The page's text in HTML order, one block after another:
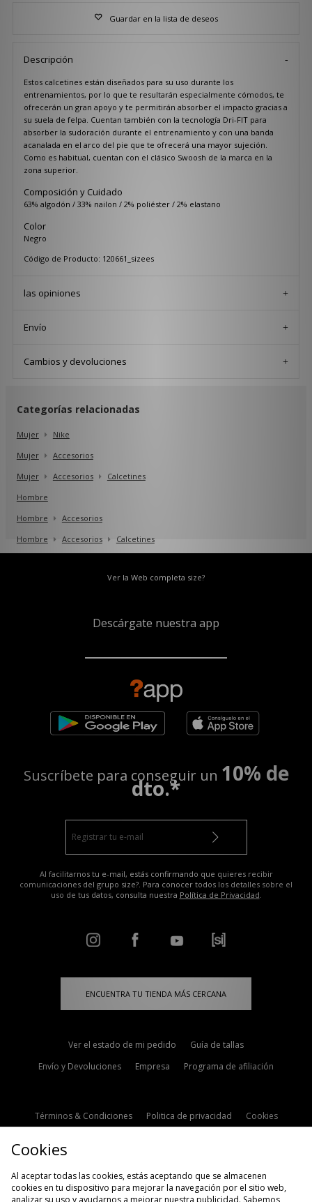
Guardar en la lista de deseos
Descripción
Estos calcetines están diseñados para su uso durante los
entrenamientos, por lo que te resultarán especialmente cómodos, te
ofrecerán un gran apoyo y te permitirán absorber el impacto gracias a
su suela de felpa. Cuentan también con la tecnología Dri-FIT para
absorber la sudoración durante el entrenamiento y con una banda
acanalada en el arco del pie que te ofrecerá una mayor sujeción.
Como es habitual, cuentan con el clásico Swoosh de la marca en la
zona superior.
Composición y Cuidado
63% algodón / 33% nailon / 2% poliéster / 2% elastano
Color
Negro
Código de Producto: 120661_sizees
las opiniones
Envío
Cambios y devoluciones
Categorías relacionadas
Mujer
Nike
Mujer
Accesorios
Mujer
Accesorios
Calcetines
Hombre
Hombre
Accesorios
Hombre
Accesorios Calcetines
Ver la Web completa size?
Descárgate nuestra app
Suscríbete para conseguir un 10% de
dto.*
Al facilitarnos tu e-mail, estás confirmando que quieres recibir
comunicaciones del grupo size?. Para conocer todos los detalles sobre el
uso de tus datos, consulta nuestra Política de Privacidad
ENCUENTRA TU TIENDA MÁS CERCANA
Ver el estado de mi pedido
Guía de tallas
Envío y Devoluciones
Empresa Programa de afiliación
Términos & Condiciones Politica de privacidad
Cookies
Cookies
Al aceptar todas las cookies, estás aceptando que se almacenen
cookies en tu dispositivo para mejorar la navegación por el sitio web,
analizar su uso y ayudarnos a mejorar nuestra publicidad. Sabemos